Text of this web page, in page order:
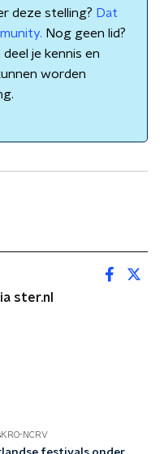
deze stelling? Dat
Nog geen lid?
deel je kennis en
worden
ster.nl
KRO-NCRV